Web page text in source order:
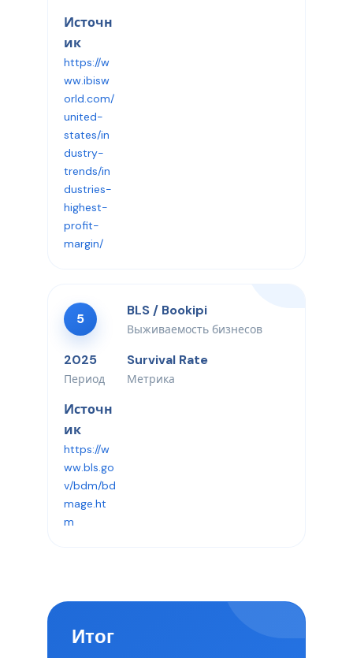
Источн
ик
https://w
ww.ibisw
orld.com/
united-
states/in
dustry-
trends/in
dustries-
highest-
profit-
margin/
5
BLS / Bookipi
Выживаемость бизнесов
2025
Период
Survival Rate
Метрика
Источн
ик
https://w
ww.bls.go
v/bdm/bd
mage.ht
m
Итог